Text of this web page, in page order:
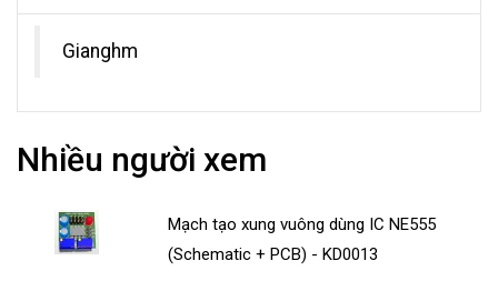
Gianghm
Nhiều người xem
Mạch tạo xung vuông dùng IC NE555
(Schematic + PCB) - KD0013